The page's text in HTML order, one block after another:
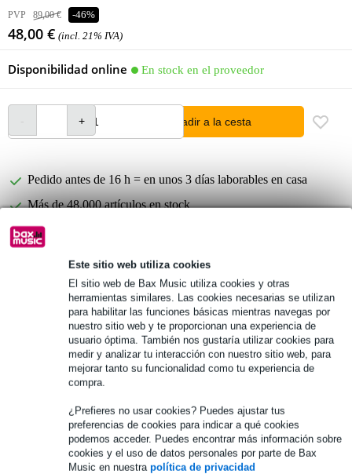
Este sitio web utiliza cookies
El sitio web de Bax Music utiliza cookies y otras
herramientas similares. Las cookies necesarias se utilizan
para habilitar las funciones básicas mientras navegas por
nuestro sitio web y te proporcionan una experiencia de
usuario óptima. También nos gustaría utilizar cookies para
medir y analizar tu interacción con nuestro sitio web, para
mejorar tanto su funcionalidad como tu experiencia de
compra.
¿Prefieres no usar cookies? Puedes ajustar tus
preferencias de cookies para indicar a qué cookies
podemos acceder. Puedes encontrar más información sobre
cookies y el uso de datos personales por parte de Bax
Music en nuestra política de privacidad
PVP 89,00 € -46%
48,00 € (incl. 21% IVA)
Disponibilidad online En stock en el proveedor
añadir a la cesta
Pedido antes de 16 h = en unos 3 días laborables en casa
Más de 48.000 artículos en stock
1.250 marcas líderes
Información del producto
tipo de producto: asas
tipo: asas extensibles
número de extensiones: 3
Especificaciones completas
Accesorios (7)